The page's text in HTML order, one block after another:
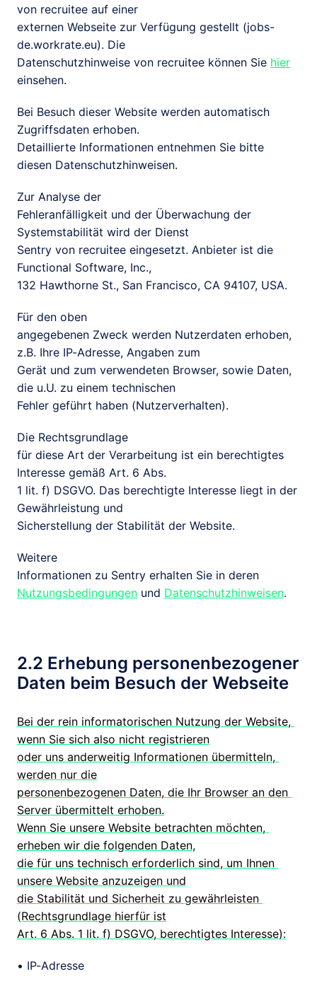
von recruitee auf einer
externen Webseite zur Verfügung gestellt (jobs-
de.workrate.eu). Die
Datenschutzhinweise von recruitee können Sie hier
einsehen.
Bei Besuch dieser Website werden automatisch
Zugriffsdaten erhoben.
Detaillierte Informationen entnehmen Sie bitte
diesen Datenschutzhinweisen.
Zur Analyse der
Fehleranfälligkeit und der Überwachung der
Systemstabilität wird der Dienst
Sentry von recruitee eingesetzt. Anbieter ist die
Functional Software, Inc.,
132 Hawthorne St., San Francisco, CA 94107, USA.
Für den oben
angegebenen Zweck werden Nutzerdaten erhoben,
z.B. Ihre IP-Adresse, Angaben zum
Gerät und zum verwendeten Browser, sowie Daten,
die u.U. zu einem technischen
Fehler geführt haben (Nutzerverhalten).
Die Rechtsgrundlage
für diese Art der Verarbeitung ist ein berechtigtes
Interesse gemäß Art. 6 Abs.
1 lit. f) DSGVO. Das berechtigte Interesse liegt in der
Gewährleistung und
Sicherstellung der Stabilität der Website.
Weitere
Nutzungsbedingungen und Datenschutzhinweisen.
2.2 Erhebung personenbezogener
Daten beim Besuch der Webseite
Bei der rein informatorischen Nutzung der Website,
wenn Sie sich also nicht registrieren
oder uns anderweitig Informationen übermitteln,
werden nur die
personenbezogenen Daten, die Ihr Browser an den
Server übermittelt erhoben.
Wenn Sie unsere Website betrachten möchten,
erheben wir die folgenden Daten,
die für uns technisch erforderlich sind, um Ihnen
unsere Website anzuzeigen und
die Stabilität und Sicherheit zu gewährleisten
(Rechtsgrundlage hierfür ist
Art. 6 Abs. 1 lit. f) DSGVO, berechtigtes Interesse):
• IP-Adresse